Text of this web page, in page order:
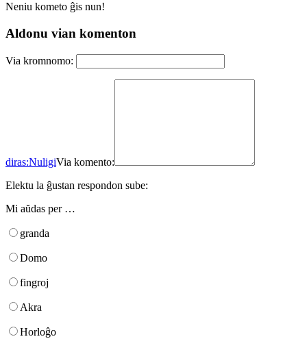
Neniu kometo ĝis nun!
Aldonu vian komenton
Via kromnomo:
diras:NuligiVia komento:
Elektu la ĝustan respondon sube:
Mi aŭdas per …
granda
Domo
fingroj
Akra
Horloĝo